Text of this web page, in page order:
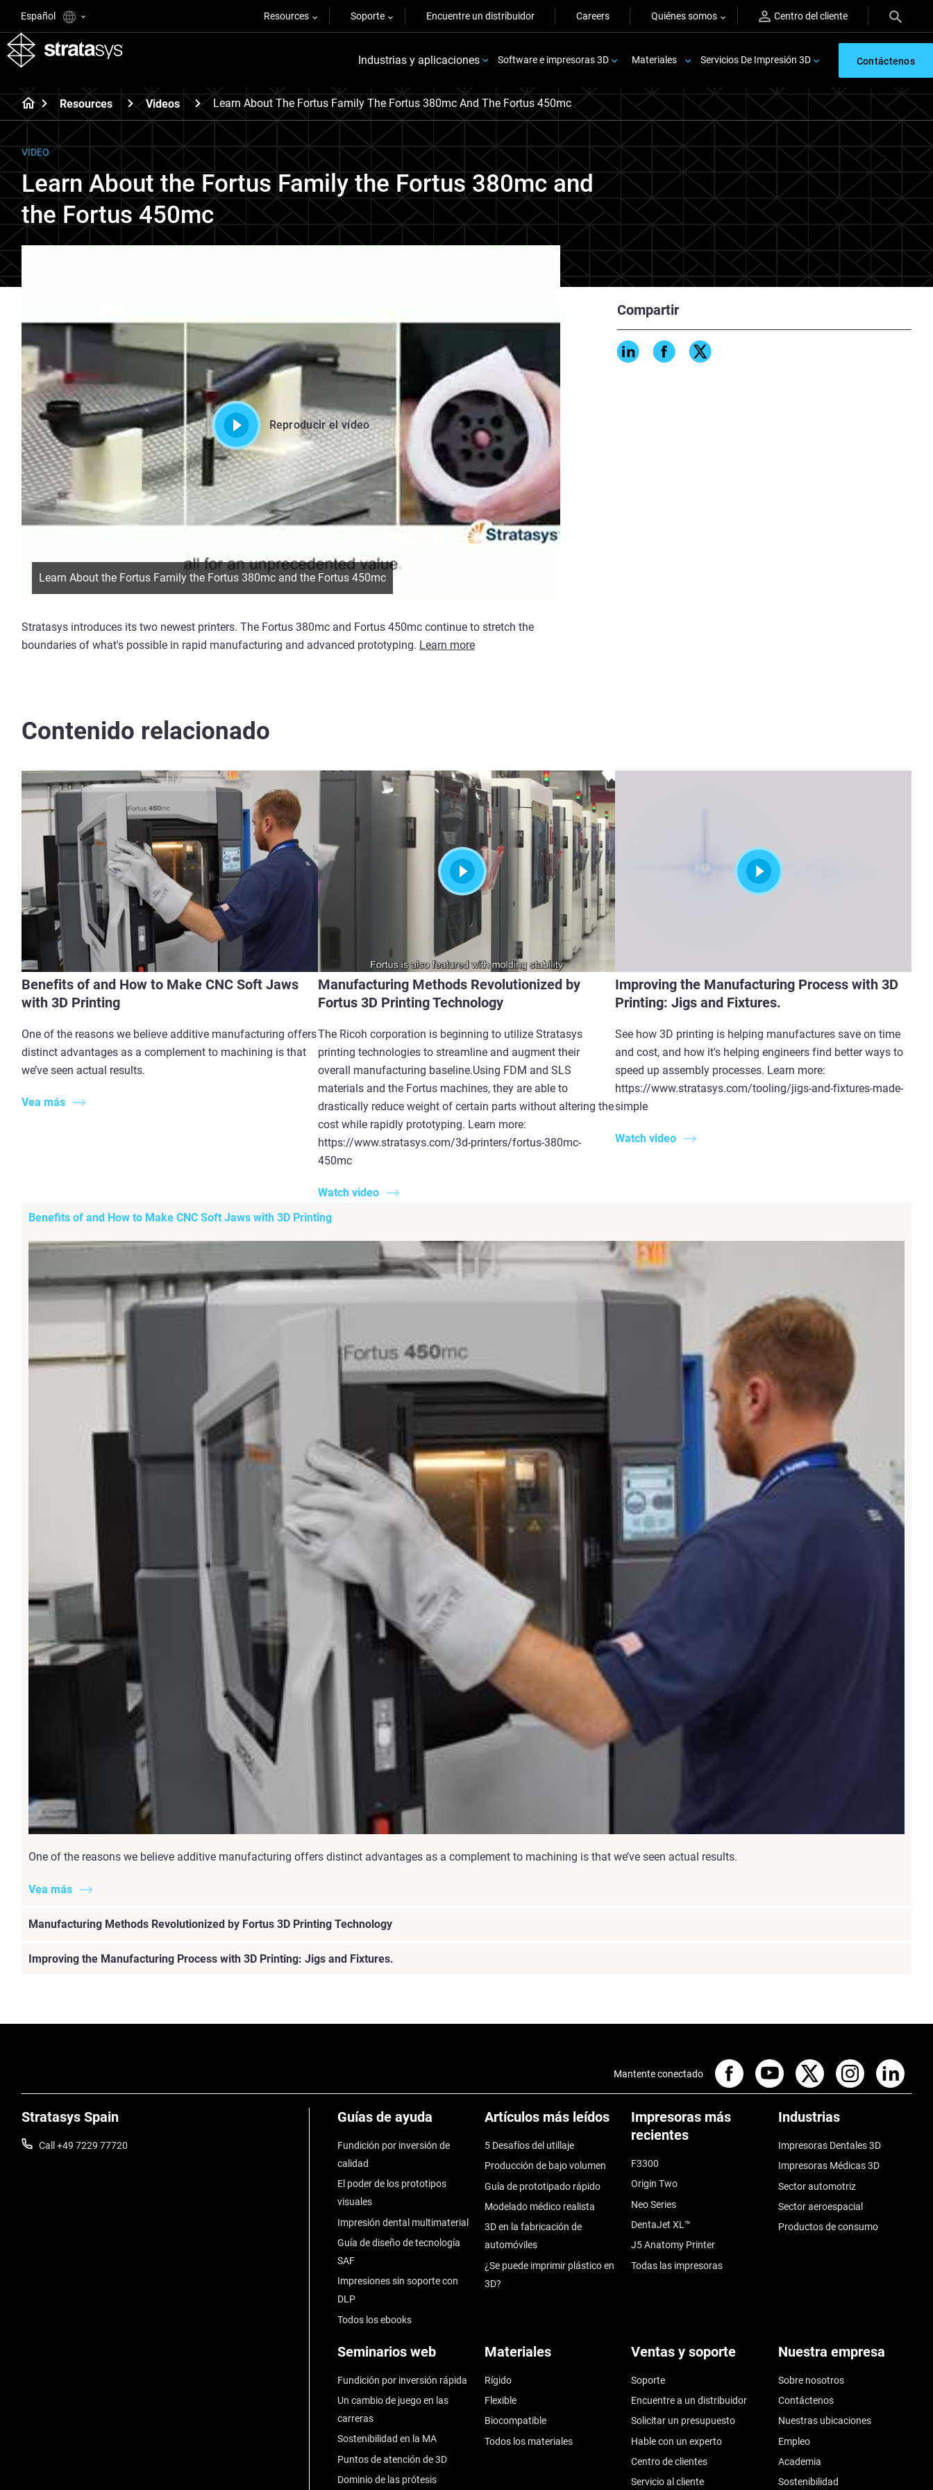
Español Resources Soporte Encuentre un distribuidor Careers Quiénes somos Centro del cliente
Industrias y aplicaciones Software e impresoras 3D Materiales Servicios De Impresión 3D Contáctenos
Resources Videos Learn About The Fortus Family The Fortus 380mc And The Fortus 450mc
VIDEO
Learn About the Fortus Family the Fortus 380mc and
the Fortus 450mc
Compartir
Reproducir el vídeo
Learn About the Fortus Family the Fortus 380mc and the Fortus 450mc
Stratasys introduces its two newest printers. The Fortus 380mc and Fortus 450mc continue to stretch the
boundaries of what's possible in rapid manufacturing and advanced prototyping. Learn more
Contenido relacionado
Benefits of and How to Make CNC Soft Jaws
with 3D Printing
One of the reasons we believe additive manufacturing offers
distinct advantages as a complement to machining is that
we’ve seen actual results.
Vea más
Manufacturing Methods Revolutionized by
Fortus 3D Printing Technology
The Ricoh corporation is beginning to utilize Stratasys
printing technologies to streamline and augment their
overall manufacturing baseline.Using FDM and SLS
materials and the Fortus machines, they are able to
drastically reduce weight of certain parts without altering the
cost while rapidly prototyping. Learn more:
https://www.stratasys.com/3d-printers/fortus-380mc-
450mc
Watch video
Improving the Manufacturing Process with 3D
Printing: Jigs and Fixtures.
See how 3D printing is helping manufactures save on time
and cost, and how it's helping engineers find better ways to
speed up assembly processes. Learn more:
https://www.stratasys.com/tooling/jigs-and-fixtures-made-
simple
Watch video
Benefits of and How to Make CNC Soft Jaws with 3D Printing
One of the reasons we believe additive manufacturing offers distinct advantages as a complement to machining is that we’ve seen actual results.
Vea más
Manufacturing Methods Revolutionized by Fortus 3D Printing Technology
Improving the Manufacturing Process with 3D Printing: Jigs and Fixtures.
Stratasys Spain
Call +49 7229 77720
Guías de ayuda
Fundición por inversión de
calidad
El poder de los prototipos
visuales
Impresión dental multimaterial
Guía de diseño de tecnología
SAF
Impresiones sin soporte con
DLP
Todos los ebooks
Artículos más leídos
5 Desafíos del utillaje
Producción de bajo volumen
Guía de prototipado rápido
Modelado médico realista
3D en la fabricación de
automóviles
¿Se puede imprimir plástico en
3D?
Impresoras más
recientes
F3300
Origin Two
Neo Series
DentaJet XL™
J5 Anatomy Printer
Todas las impresoras
Industrias
Impresoras Dentales 3D
Impresoras Médicas 3D
Sector automotriz
Sector aeroespacial
Productos de consumo
Seminarios web
Fundición por inversión rápida
Un cambio de juego en las
carreras
Sostenibilidad en la MA
Puntos de atención de 3D
Dominio de las prótesis
Materiales
Rígido
Flexible
Biocompatible
Todos los materiales
Ventas y soporte
Soporte
Encuentre a un distribuidor
Solicitar un presupuesto
Hable con un experto
Centro de clientes
Servicio al cliente
Nuestra empresa
Sobre nosotros
Contáctenos
Nuestras ubicaciones
Empleo
Academia
Sostenibilidad
Mantente conectado